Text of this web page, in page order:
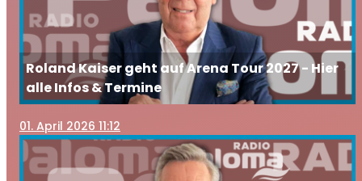
Roland Kaiser geht auf Arena Tour 2027 - Hier
alle Infos & Termine
01. April 2026 11:12